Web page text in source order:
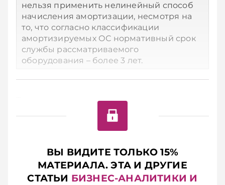
нельзя применить нелинейный способ
начисления амортизации, несмотря на
то, что согласно классификации
амортизируемых ОС нормативный срок
службы рассматриваемого
оборудования – более 3 лет.
ВЫ ВИДИТЕ ТОЛЬКО 15%
МАТЕРИАЛА. ЭТА И ДРУГИЕ
СТАТЬИ БИЗНЕС-АНАЛИТИКИ И